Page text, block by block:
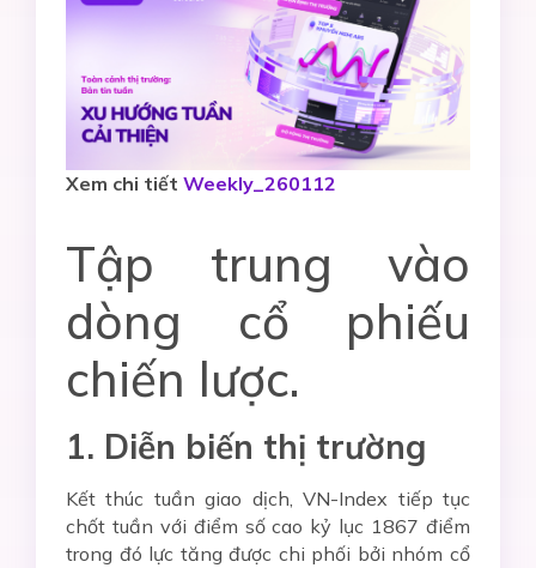
Xem chi tiết Weekly_260112
Tập trung vào
dòng cổ phiếu
chiến lược.
1. Diễn biến thị trường
Kết thúc tuần giao dịch, VN-Index tiếp tục
chốt tuần với điểm số cao kỷ lục 1867 điểm
trong đó lực tăng được chi phối bởi nhóm cổ